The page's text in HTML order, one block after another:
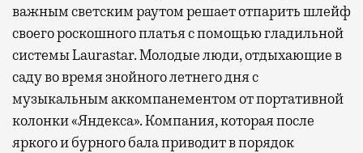
важным светским раутом решает отпарить шлейф
своего роскошного платья с помощью гладильной
системы Laurastar. Молодые люди, отдыхающие в
саду во время знойного летнего дня с
музыкальным аккомпанементом от портативной
колонки «Яндекса». Компания, которая после
яркого и бурного бала приводит в порядок